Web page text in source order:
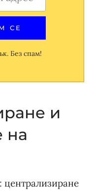
Без спам!
и
на